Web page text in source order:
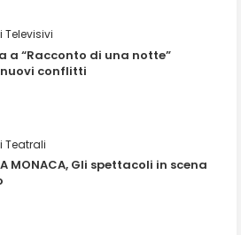
Televisivi
a “Racconto di una notte”
conflitti
Teatrali
MONACA, Gli spettacoli in scena